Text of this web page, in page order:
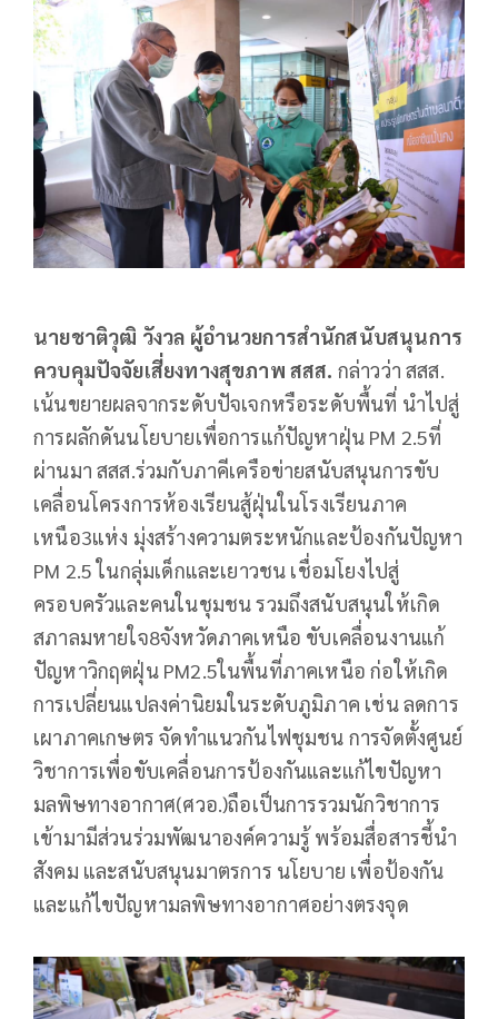
นายชาติวุฒิ วังวล ผู้อำนวยการสำนักสนับสนุนการ
ควบคุมปัจจัยเสี่ยงทางสุขภาพ สสส. กล่าวว่า สสส.
เน้นขยายผลจากระดับปัจเจกหรือระดับพื้นที่ นำไปสู่
การผลักดันนโยบายเพื่อการแก้ปัญหาฝุ่น PM 2.5ที่
ผ่านมา สสส.ร่วมกับภาคีเครือข่ายสนับสนุนการขับ
เคลื่อนโครงการห้องเรียนสู้ฝุ่นในโรงเรียนภาค
เหนือ3แห่ง มุ่งสร้างความตระหนักและป้องกันปัญหา
PM 2.5 ในกลุ่มเด็กและเยาวชน เชื่อมโยงไปสู่
ครอบครัวและคนในชุมชน รวมถึงสนับสนุนให้เกิด
สภาลมหายใจ8จังหวัดภาคเหนือ ขับเคลื่อนงานแก้
ปัญหาวิกฤตฝุ่น PM2.5ในพื้นที่ภาคเหนือ ก่อให้เกิด
การเปลี่ยนแปลงค่านิยมในระดับภูมิภาค เช่น ลดการ
เผาภาคเกษตร จัดทำแนวกันไฟชุมชน การจัดตั้งศูนย์
วิชาการเพื่อขับเคลื่อนการป้องกันและแก้ไขปัญหา
มลพิษทางอากาศ(ศวอ.)ถือเป็นการรวมนักวิชาการ
เข้ามามีส่วนร่วมพัฒนาองค์ความรู้ พร้อมสื่อสารชี้นำ
สังคม และสนับสนุนมาตรการ นโยบาย เพื่อป้องกัน
และแก้ไขปัญหามลพิษทางอากาศอย่างตรงจุด